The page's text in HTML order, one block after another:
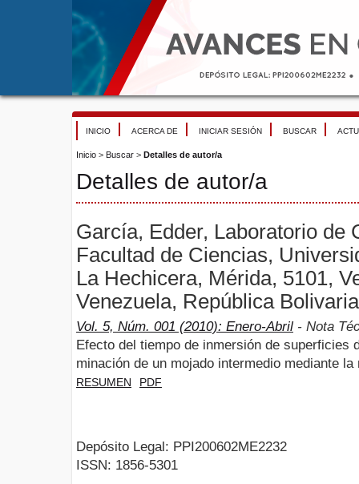
INICIO ACERCA DE INICIAR SESIÓN BUSCAR
Inicio > Buscar > Detalles de autor/a
Detalles de autor/a
García, Edder, Laboratorio de
Facultad de Ciencias,
La Hechicera, Mérida, 5101,
Venezuela, República
Vol. 5, Núm. 001 (2010): Enero-Abril - Nota
Efecto del tiempo de inmersión de superficies
minación de un mojado intermedio mediante
RESUMEN PDF
Depósito Legal: PPI200602ME2232
ISSN: 1856-5301